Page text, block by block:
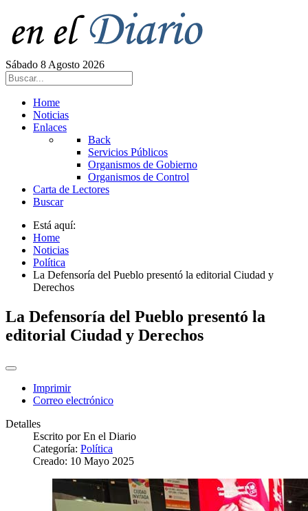
Sábado 8 Agosto 2026
Home
Noticias
Enlaces
Back
Servicios Públicos
Organismos de Gobierno
Organismos de Control
Carta de Lectores
Buscar
Está aquí:
Home
Noticias
Política
La Defensoría del Pueblo presentó la editorial Ciudad y
Derechos
La Defensoría del Pueblo presentó la
editorial Ciudad y Derechos
Imprimir
Correo electrónico
Detalles
Escrito porEn el Diario
Categoría: Política
Creado: 10 Mayo 2025